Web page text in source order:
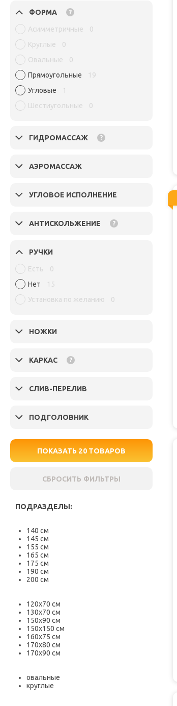
ФОРМА ?
Асимметричные
0
Круглые
0
Овальные
0
Прямоугольные
19
Угловые
1
Шестиугольные
0
ГИДРОМАССАЖ ?
АЭРОМАССАЖ
УГЛОВОЕ ИСПОЛНЕНИЕ
АНТИСКОЛЬЖЕНИЕ ?
РУЧКИ
Есть
0
Нет
15
Установка по желанию
0
НОЖКИ
КАРКАС ?
СЛИВ-ПЕРЕЛИВ
ПОДГОЛОВНИК
ПОКАЗАТЬ 20 ТОВАРОВ
СБРОСИТЬ ФИЛЬТРЫ
ПОДРАЗДЕЛЫ:
140 см
145 см
155 см
165 см
175 см
190 см
200 см
120х70 см
130х70 см
150х90 см
150х150 см
160х75 см
170х80 см
170х90 см
овальные
круглые